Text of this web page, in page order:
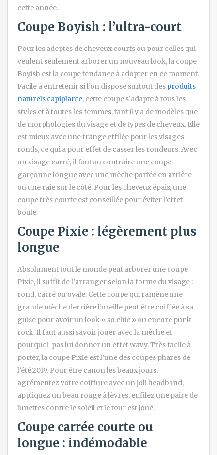
cette année.
Coupe Boyish : l’ultra-court
Pour les adeptes de cheveux courts ou pour celles qui
veulent seulement arborer un nouveau look, la coupe
Boyish est la coupe tendance à adopter en ce moment.
Facile à entretenir si l’on dispose surtout des produits
naturels capiplante, cette coupe s’adapte à tous les
styles et à toutes les femmes, tant il y a de modèles que
de morphologies du visage et de types de cheveux. Elle
est mieux avec une frange effilée pour les visages
ronds, ce qui a pour effet de casser les rondeurs. Avec
un visage carré, il faut au contraire une coupe
garçonne longue avec une mèche portée en arrière
ou une raie sur le côté. Pour les cheveux épais, une
coupe très courte est conseillée pour éviter l’effet
boule.
Coupe Pixie : légèrement plus
longue
Absolument tout le monde peut arborer une coupe
Pixie, il suffit de l’arranger selon la forme du visage :
rond, carré ou ovale. Cette coupe qui ramène une
grande mèche derrière l’oreille peut être coiffée à sa
guise pour avoir un look « so chic » ou encore punk
rock. Il faut aussi savoir jouer avec la mèche et
pourquoi pas lui donner un effet wavy. Très facile à
porter, la coupe Pixie est l’une des coupes phares de
l’été 2019. Pour être canon les beaux jours,
agrémentez votre coiffure avec un joli headband,
appliquez un beau rouge à lèvres, enfilez une paire de
lunettes contre le soleil et le tour est joué.
Coupe carrée courte ou
longue : indémodable